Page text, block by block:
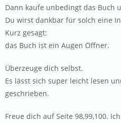
Dann kaufe unbedingt das Buch
Du wirst dankbar für solch eine
Kurz gesagt:
das Buch ist ein Augen Öffner.
Überzeuge dich selbst.
Es lässt sich super leicht lesen
geschrieben.
Freue dich auf Seite 98,99,100.